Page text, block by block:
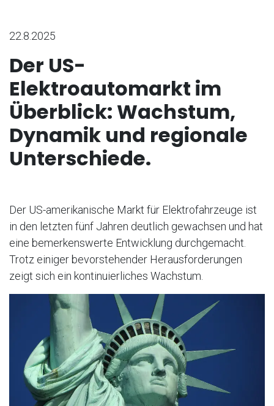
22.8.2025
Der US-
Elektroautomarkt im
Überblick: Wachstum,
Dynamik und regionale
Unterschiede.
Der US-amerikanische Markt für Elektrofahrzeuge ist
in den letzten fünf Jahren deutlich gewachsen und hat
eine bemerkenswerte Entwicklung durchgemacht.
Trotz einiger bevorstehender Herausforderungen
zeigt sich ein kontinuierliches Wachstum.